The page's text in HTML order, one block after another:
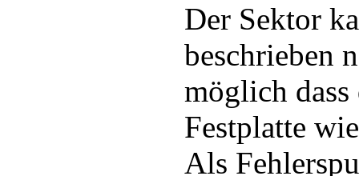
Der Sektor
beschrieben
möglich
Festplatte
Als